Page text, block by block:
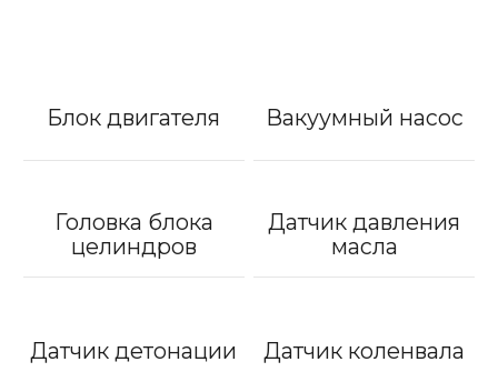
Блок двигателя Вакуумный насос
Головка блока
целиндров
Датчик давления
масла
Датчик детонации Датчик коленвала